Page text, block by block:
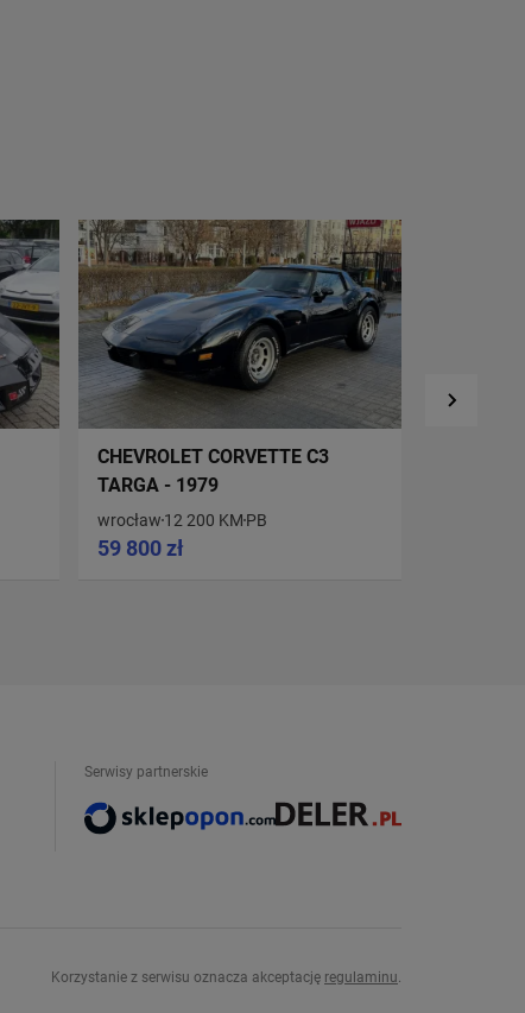
CHEVROLET CORVETTE C3
TARGA - 1979
wrocław 12 200 KM PB
59 800 zł
Serwisy partnerskie
Korzystanie z serwisu oznacza akceptację regulaminu.